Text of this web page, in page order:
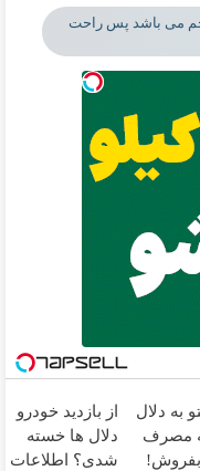
می باشد پس راحت
به دلال
مصرف
بفروش!
از بازدید خودرو
دلال ها خسته
شدی؟ اطلاعات